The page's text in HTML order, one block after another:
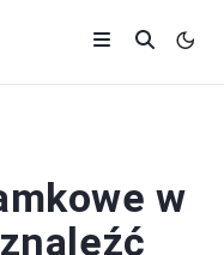
w